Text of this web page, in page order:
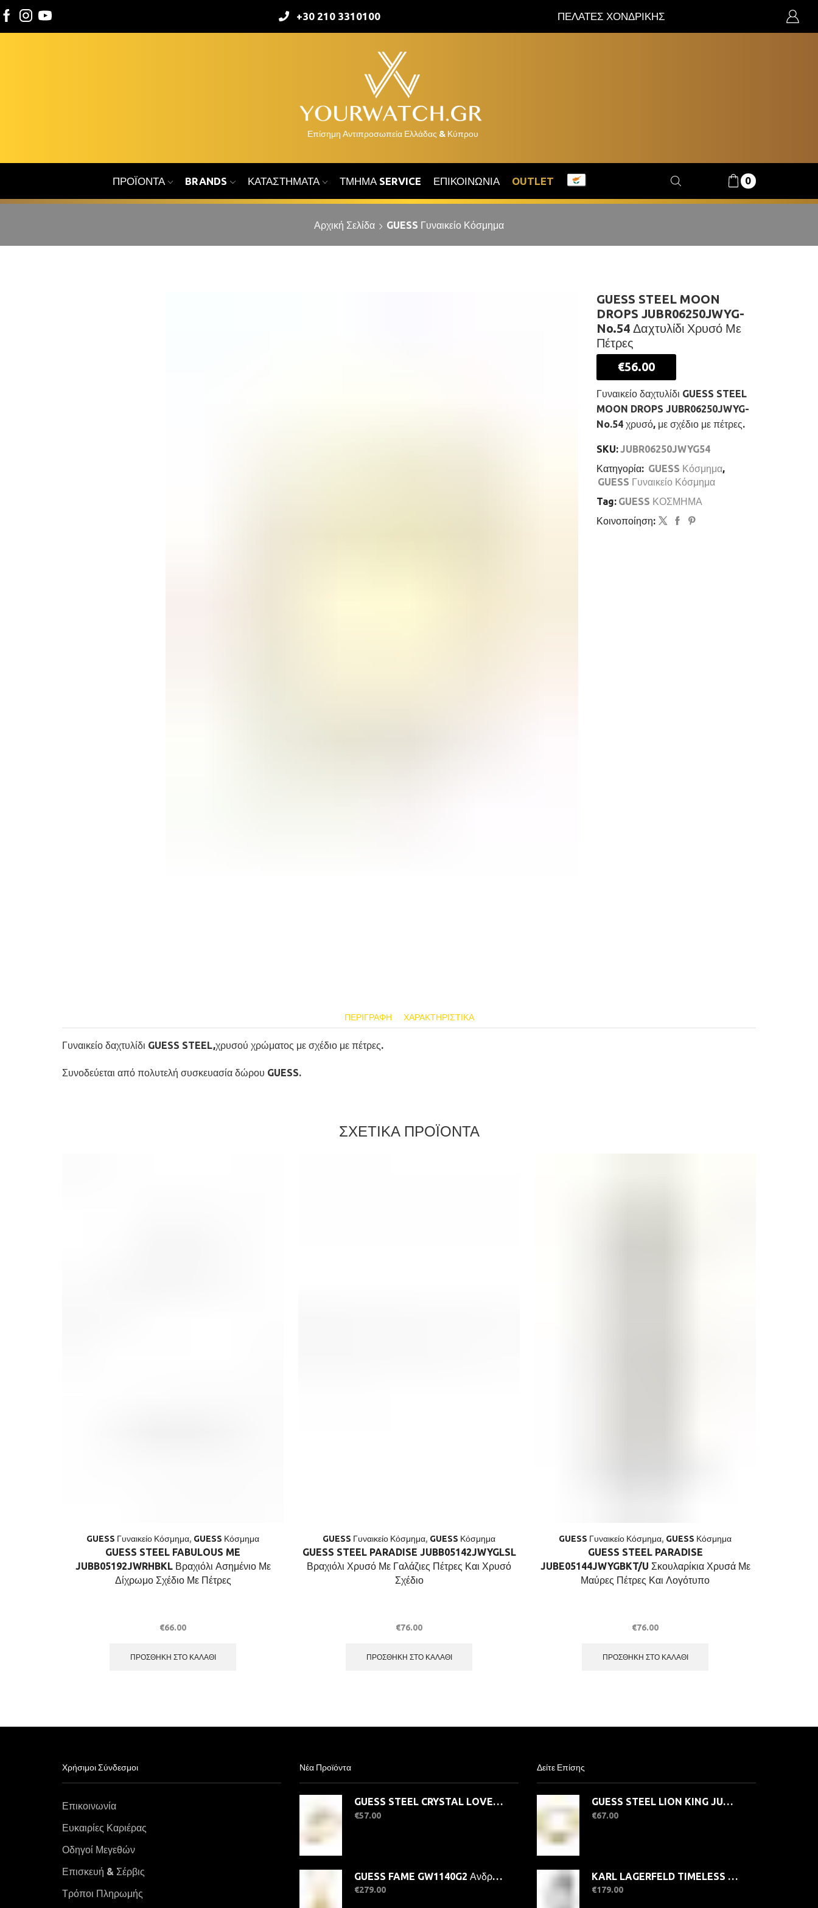
+30 210 3310100 ΠΕΛΑΤΕΣ ΧΟΝΔΡΙΚΗΣ
ΠΡΟΪΌΝΤΑ BRANDS ΚΑΤΑΣΤΉΜΑΤΑ ΤΜΉΜΑ SERVICE ΕΠΙΚΟΙΝΩΝΊΑ OUTLET 0
Αρχική Σελίδα GUESS Γυναικείο Κόσμημα
GUESS STEEL MOON
DROPS JUBR06250JWYG-
No.54 Δαχτυλίδι Χρυσό Με
Πέτρες
€56.00
Γυναικείο δαχτυλίδι GUESS STEEL
MOON DROPS JUBR06250JWYG-
No.54 χρυσό, με σχέδιο με πέτρες.
SKU:JUBR06250JWYG54
Κατηγορία: GUESS Κόσμημα,
GUESS Γυναικείο Κόσμημα
Tag: GUESS ΚΟΣΜΗΜΑ
Κοινοποίηση:
ΠΕΡΙΓΡΑΦΉ ΧΑΡΑΚΤΗΡΙΣΤΙΚΆ
Γυναικείο δαχτυλίδι GUESS STEEL,χρυσού χρώματος με σχέδιο με πέτρες.
Συνοδεύεται από πολυτελή συσκευασία δώρου GUESS.
ΣΧΕΤΙΚΑ ΠΡΟΪΟΝΤΑ
GUESS Γυναικείο Κόσμημα, GUESS Κόσμημα
GUESS STEEL FABULOUS ME
JUBB05192JWRHBKL Βραχιόλι Ασημένιο Με
Δίχρωμο Σχέδιο Με Πέτρες
€66.00
ΠΡΟΣΘΉΚΗ ΣΤΟ ΚΑΛΆΘΙ
GUESS Γυναικείο Κόσμημα, GUESS Κόσμημα
GUESS STEEL PARADISE JUBB05142JWYGLSL
Βραχιόλι Χρυσό Με Γαλάζιες Πέτρες Και Χρυσό
Σχέδιο
€76.00
ΠΡΟΣΘΉΚΗ ΣΤΟ ΚΑΛΆΘΙ
GUESS Γυναικείο Κόσμημα, GUESS Κόσμημα
GUESS STEEL PARADISE
JUBE05144JWYGBKT/U Σκουλαρίκια Χρυσά Με
Μαύρες Πέτρες Και Λογότυπο
€76.00
ΠΡΟΣΘΉΚΗ ΣΤΟ ΚΑΛΆΘΙ
Χρήσιμοι Σύνδεσμοι
Επικοινωνία
Ευκαιρίες Καριέρας
Οδηγοί Μεγεθών
Επισκευή & Σέρβις
Τρόποι Πληρωμής
Νέα Προϊόντα
GUESS STEEL CRYSTAL LOVE JUBR06363JWYG-No.56 Δαχτυλίδι Χρυσό Με Καρδιά
€57.00
GUESS FAME GW1140G2 Ανδρικό Ρολόι Quatrz Ακριβείας
€279.00
Δείτε Επίσης
GUESS STEEL LION KING JUMB04001JWYGBKS Βραχιόλι Χρυσό Με Λιοντάρι
€67.00
KARL LAGERFELD TIMELESS CODE MINI R0553109506 Γυναικείο Ρολόι Quartz Ακριβείας
€179.00